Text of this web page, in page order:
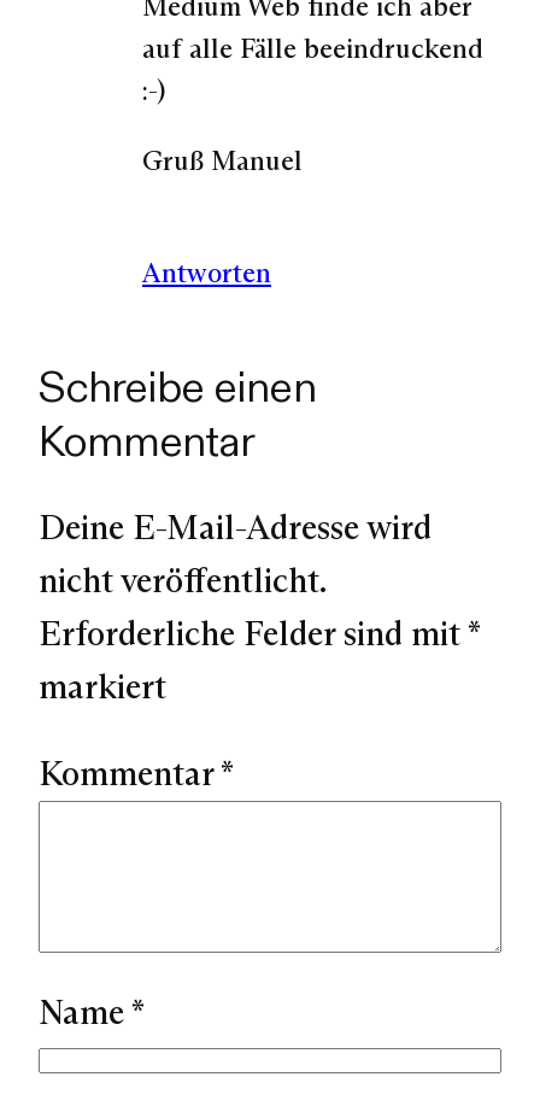
auf alle Fälle beeindruckend
:-)
Gruß Manuel
Antworten
Schreibe einen
Kommentar
Deine E-Mail-Adresse wird
nicht veröffentlicht.
Erforderliche Felder sind mit *
markiert
Kommentar*
Name *